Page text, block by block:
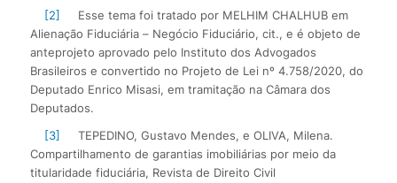
[2]
Esse tema foi tratado por MELHIM CHALHUB em
Alienação Fiduciária – Negócio Fiduciário, cit., e é objeto de
anteprojeto aprovado pelo Instituto dos Advogados
Brasileiros e convertido no Projeto de Lei nº 4.758/2020, do
Deputado Enrico Misasi, em tramitação na Câmara dos
Deputados.
[3]
TEPEDINO, Gustavo Mendes, e OLIVA, Milena.
Compartilhamento de garantias imobiliárias por meio da
titularidade fiduciária, Revista de Direito Civil